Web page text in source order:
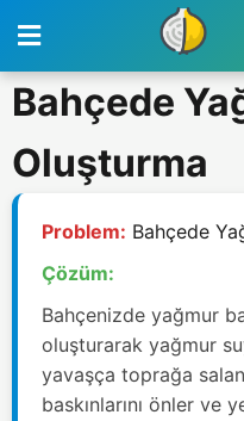
Bahçede
Oluşturma
Problem: Bahçede
Çözüm:
Bahçenizde yağmur
oluşturarak yağmur
yavaşça toprağa
baskınlarını önler ve